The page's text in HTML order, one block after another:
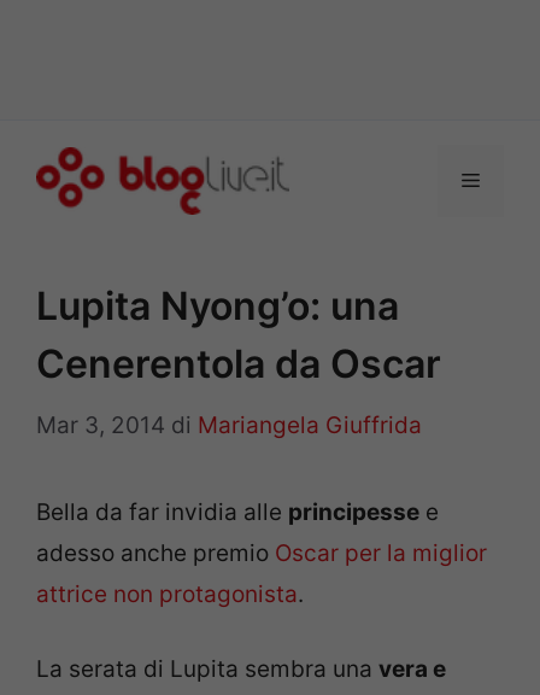
Menu
Lupita Nyong’o: una
Cenerentola da Oscar
Mar 3, 2014 di Mariangela Giuffrida
Bella da far invidia alle principesse e
adesso anche premio Oscar per la miglior
attrice non protagonista.
La serata di Lupita sembra una vera e